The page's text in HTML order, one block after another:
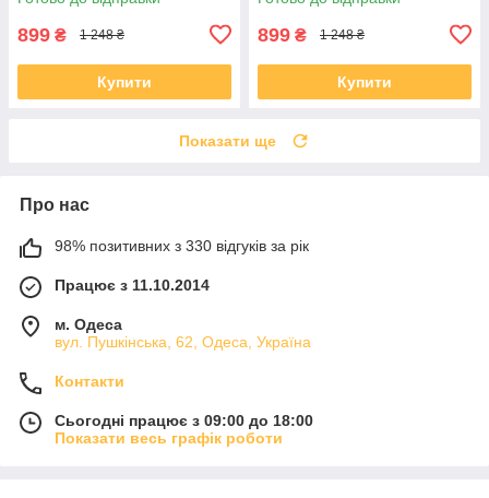
899 ₴ 1 248 ₴
Купити
899 ₴ 1 248 ₴
Купити
Показати ще
Про нас
98% позитивних з 330 відгуків за рік
Працює з 11.10.2014
м. Одеса
вул. Пушкінська, 62, Одеса, Україна
Контакти
Сьогодні працює з 09:00 до 18:00
Показати весь графік роботи